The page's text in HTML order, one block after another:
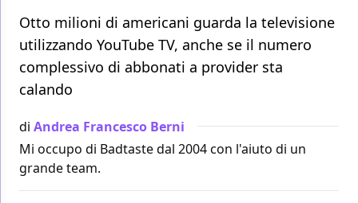
Otto milioni di americani guarda la televisione
utilizzando YouTube TV, anche se il numero
complessivo di abbonati a provider sta
calando
di Andrea Francesco Berni
Mi occupo di Badtaste dal 2004 con l'aiuto di un
grande team.